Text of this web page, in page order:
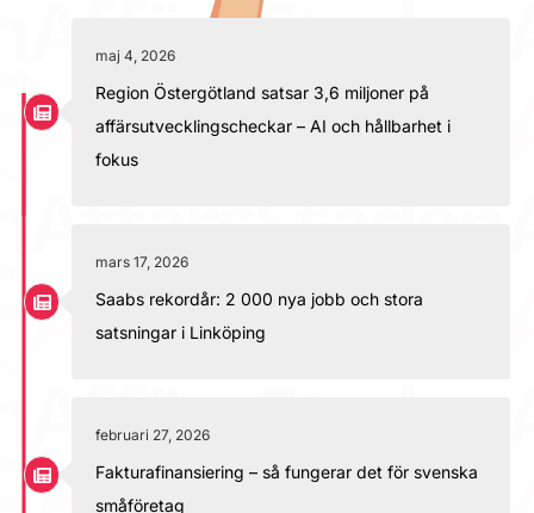
maj 4, 2026
Region Östergötland satsar 3,6 miljoner på
affärsutvecklingscheckar – AI och hållbarhet i
fokus
mars 17, 2026
Saabs rekordår: 2 000 nya jobb och stora
satsningar i Linköping
februari 27, 2026
Fakturafinansiering – så fungerar det för svenska
småföretag